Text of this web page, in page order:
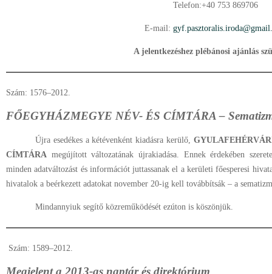
Telefon:+40 753 869706
E-mail:
A jelentkezéshez plébánosi ajánlás
Szám: 1576–2012.
FŐEGYHÁZMEGYE NÉV- ÉS CÍMTÁRA –
Újra esedékes a kétévenként kiadásra kerülő,
CÍMTÁRA megújított változatának újrakiadása. Ennek érdekében
minden adatváltozást és információt juttassanak el a kerületi főesperesi
hivatalok a beérkezett adatokat november 20-ig kell továbbítsák – a
Mindannyiuk segítő közreműködését ezúton is köszönjük.
Szám: 1589–2012.
Megjelent a 2013-as naptár és direktórium